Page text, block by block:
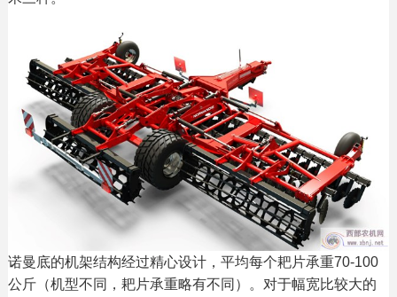
诺曼底的机架结构经过精心设计，平均每个耙片承重70-100
公斤（机型不同，耙片承重略有不同）。对于幅宽比较大的